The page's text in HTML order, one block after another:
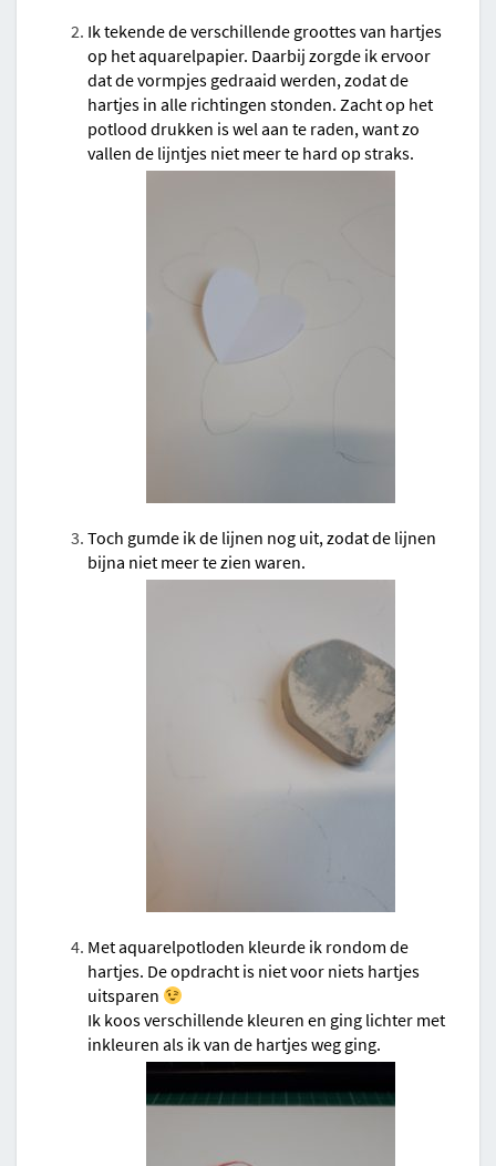
Ik tekende de verschillende groottes van hartjes
op het aquarelpapier. Daarbij zorgde ik ervoor
dat de vormpjes gedraaid werden, zodat de
hartjes in alle richtingen stonden. Zacht op het
potlood drukken is wel aan te raden, want zo
vallen de lijntjes niet meer te hard op straks.
Toch gumde ik de lijnen nog uit, zodat de lijnen
bijna niet meer te zien waren.
Met aquarelpotloden kleurde ik rondom de
hartjes. De opdracht is niet voor niets hartjes
uitsparen
Ik koos verschillende kleuren en ging lichter met
inkleuren als ik van de hartjes weg ging.